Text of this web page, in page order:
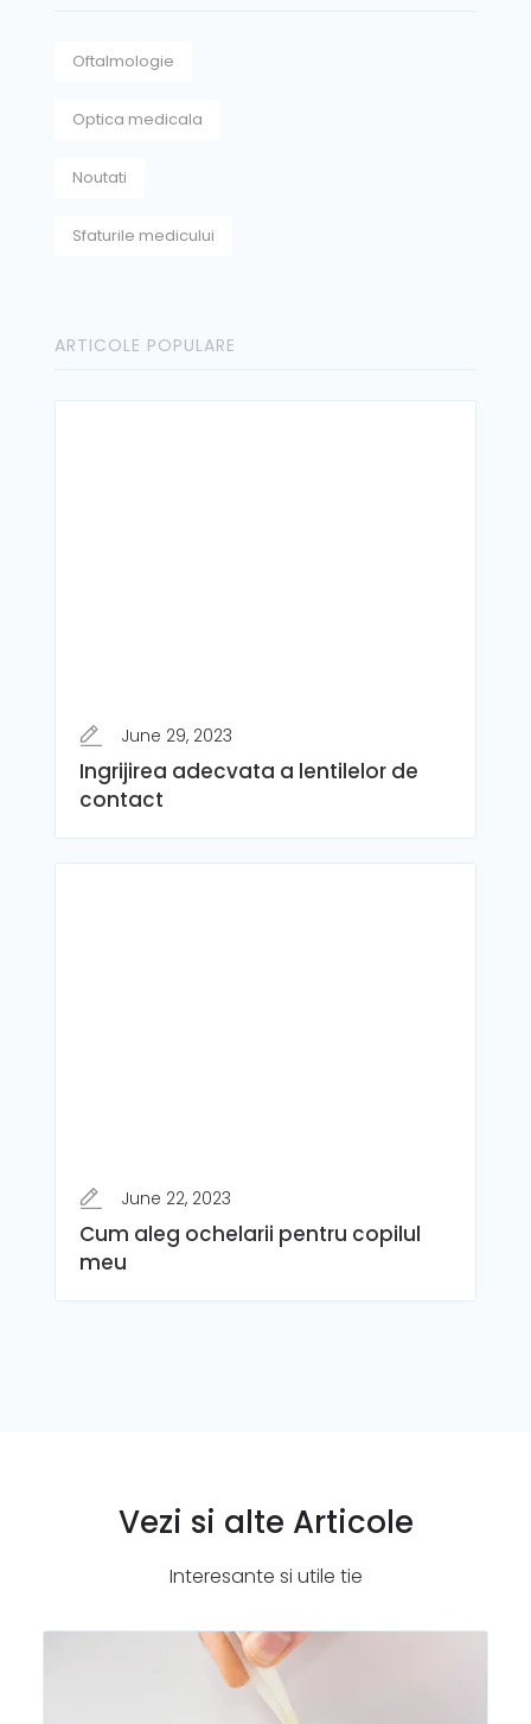
Oftalmologie
Optica medicala
Noutati
Sfaturile medicului
ARTICOLE POPULARE
June 29, 2023
Ingrijirea adecvata a lentilelor de
contact
June 22, 2023
Cum aleg ochelarii pentru copilul
meu
Vezi si alte Articole
Interesante si utile tie